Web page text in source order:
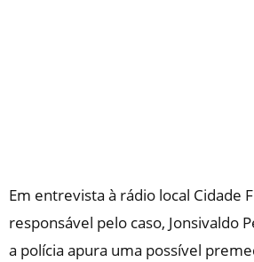
Em entrevista à rádio local Cidade
responsável pelo caso, Jonsivaldo
a polícia apura uma possível